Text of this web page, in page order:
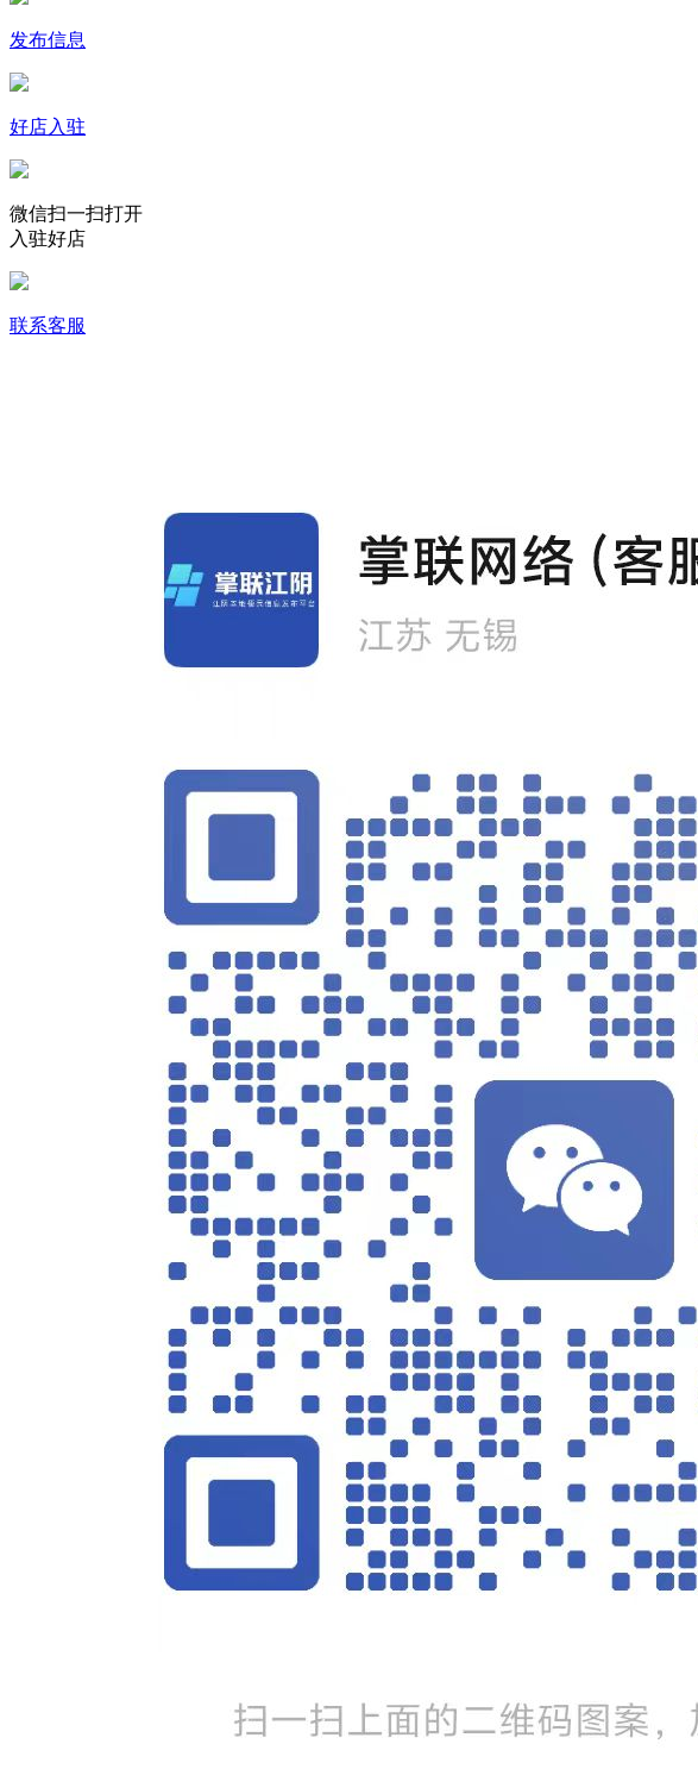
发布信息
好店入驻
微信扫一扫打开
入驻好店
联系客服